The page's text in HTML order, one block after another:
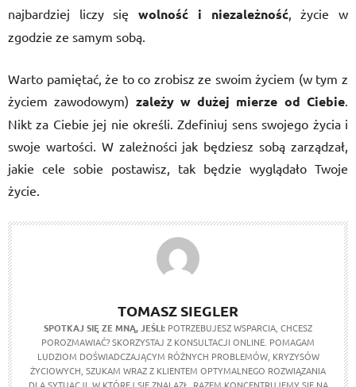
najbardziej liczy sięwolność i niezależność, życie w
zgodzie ze samym sobą.
Warto pamiętać, że to co zrobisz ze swoim życiem (w tym z
życiem zawodowym) zależy w dużej mierze od Ciebie.
Nikt za Ciebie jej nie określi. Zdefiniuj sens swojego życia i
swoje wartości. W zależności jak będziesz sobą zarządzał,
jakie cele sobie postawisz, tak będzie wyglądało Twoje
życie.
TOMASZ SIEGLER
SPOTKAJ SIĘ ZE MNĄ, JEŚLI: POTRZEBUJESZ WSPARCIA, CHCESZ
POROZMAWIAĆ? SKORZYSTAJ Z KONSULTACJI ONLINE. POMAGAM
LUDZIOM DOŚWIADCZAJĄCYM RÓŻNYCH PROBLEMÓW, KRYZYSÓW
ŻYCIOWYCH, SZUKAM WRAZ Z KLIENTEM OPTYMALNEGO ROZWIĄZANIA